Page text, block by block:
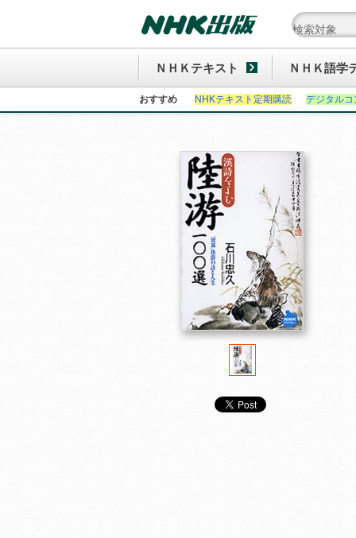
ＮＨＫテキスト ＮＨＫ語学
おすすめ NHKテキスト定期購読 デジタル